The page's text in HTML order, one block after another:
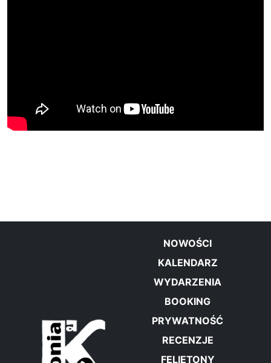
NOWOŚCI
KALENDARZ
WYDARZENIA
BOOKING
PRYWATNOŚĆ
RECENZJE
FELIETONY